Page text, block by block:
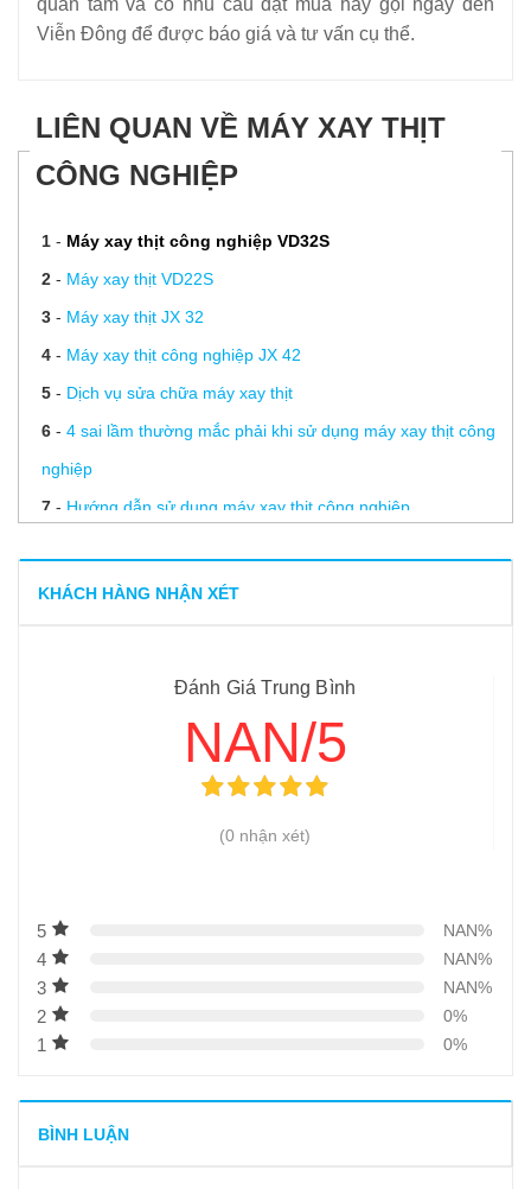
Viễn Đông để được báo giá và tư vấn cụ thể.
LIÊN QUAN VỀ MÁY XAY THỊT
CÔNG NGHIỆP
1- Máy xay thịt công nghiệp VD32S
2- Máy xay thịt VD22S
3- Máy xay thịt JX 32
4- Máy xay thịt công nghiệp JX 42
5- Dịch vụ sửa chữa máy xay thịt
6- 4 sai lầm thường mắc phải khi sử dụng máy xay thịt công
nghiệp
7- Hướng dẫn sử dụng máy xay thịt công nghiệp
Máy xay thịt công nghiệp loại nào tốt – báo giá mới nhất
Máy xay thịt 120 kg/giờ dùng điện
Tìm mua các máy xay thịt công nghiệp công suất lớn
Máy xay thịt new 32 JK – 32
15-
16-
17
18-
KHÁCH HÀNG NHẬN XÉT
Đánh Giá Trung Bình
NAN/5
(0 nhận xét)
5 NAN%
4 NAN%
3 NAN%
2 0%
1 0%
BÌNH LUẬN